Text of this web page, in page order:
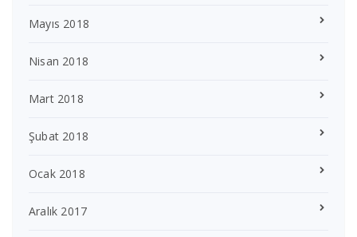
Mayıs 2018
Nisan 2018
Mart 2018
Şubat 2018
Ocak 2018
Aralık 2017